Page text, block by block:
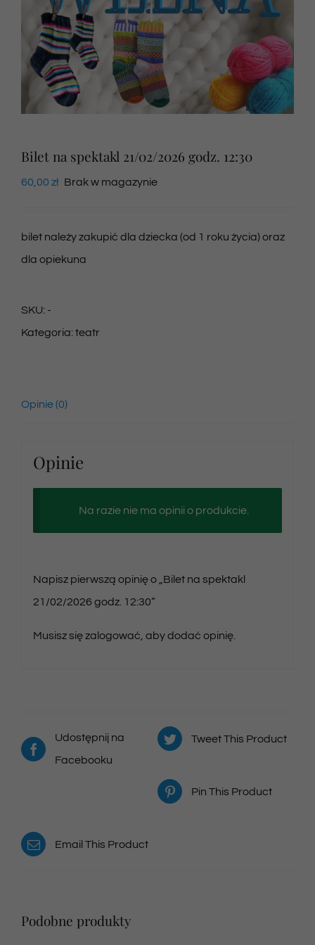
Newsletter
SKLEP VOD
Bilet na spektakl 21/02/2026 godz. 12:30
60,00 zł Brak w magazynie
bilet należy zakupić dla dziecka (od 1 roku życia) oraz
dla opiekuna
SKU: -
Kategoria:teatr
Opinie (0)
Opinie
Na razie nie ma opinii o produkcie.
Napisz pierwszą opinię o „Bilet na spektakl
21/02/2026 godz. 12:30”
Musisz sięzalogować , aby dodać opinię.
Udostępnij na
Facebooku
Tweet This Product
Pin This Product
Email This Product
Podobne produkty